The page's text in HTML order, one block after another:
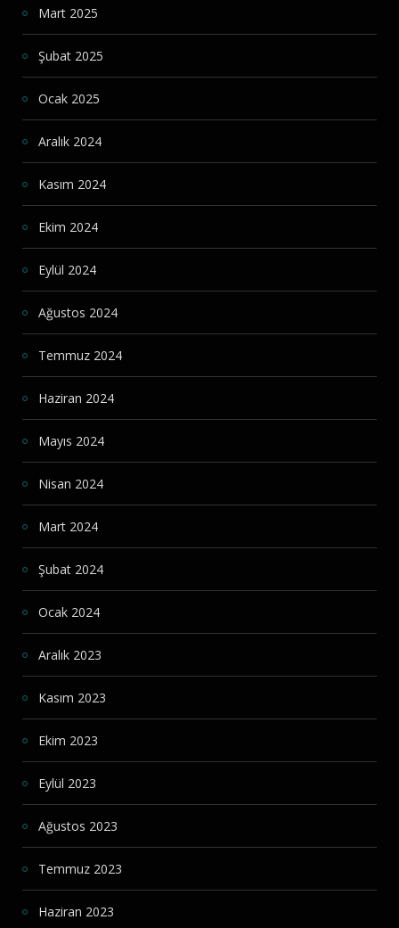
Mart 2025
Şubat 2025
Ocak 2025
Aralık 2024
Kasım 2024
Ekim 2024
Eylül 2024
Ağustos 2024
Temmuz 2024
Haziran 2024
Mayıs 2024
Nisan 2024
Mart 2024
Şubat 2024
Ocak 2024
Aralık 2023
Kasım 2023
Ekim 2023
Eylül 2023
Ağustos 2023
Temmuz 2023
Haziran 2023